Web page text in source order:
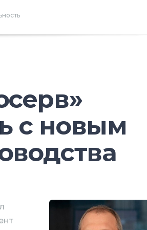
кабельных AR-шлемов. К 2020
после чего темп роста резко
году в мире будет продано
в 2019 году рост
8,6 млн. Рост будет связан с
шлемов без экранов будут
с новым